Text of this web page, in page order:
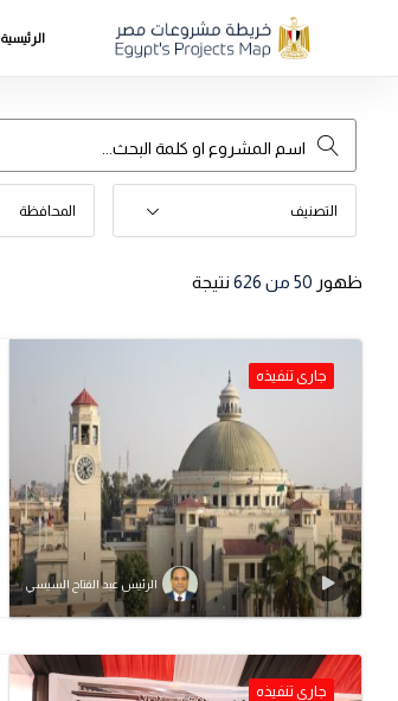
الرئيسية
التصنيف المحافظة
ظهور 50 من 626 نتيجة
جارى تنفيذه
الرئيس عبد الفتاح السيسي
جارى تنفيذه